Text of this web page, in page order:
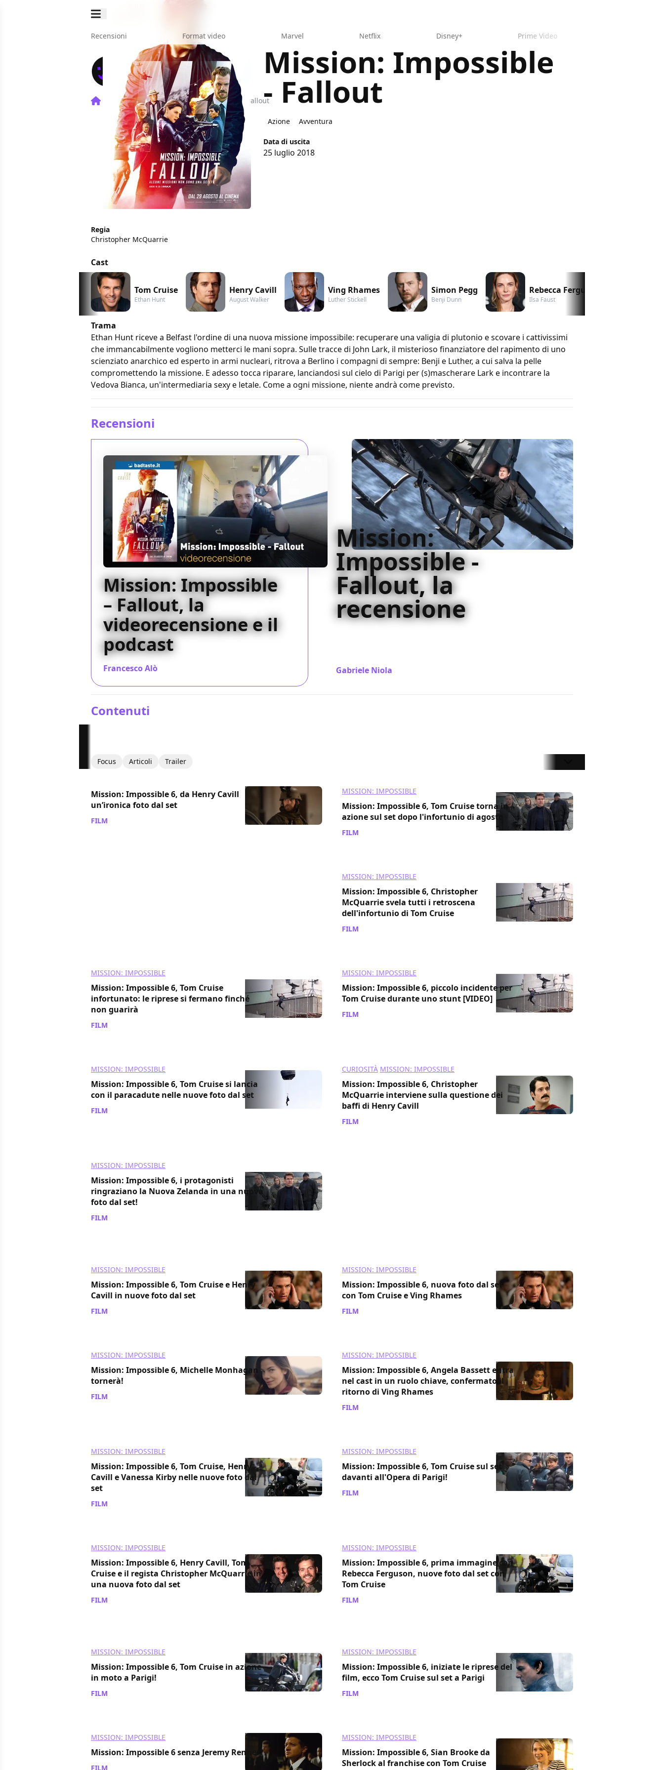
Recensioni Format video Marvel Netflix Disney+ Prime Video
Home Film Mission: Impossible - Fallout
Mission: Impossible
- Fallout
Azione Avventura
Data di uscita
25 luglio 2018
Regia
Christopher McQuarrie
Cast
Tom Cruise
Ethan Hunt
Henry Cavill
August Walker
Ving Rhames
Luther Stickell
Simon Pegg
Benji Dunn
Rebecca Ferguson
Ilsa Faust
Trama
Ethan Hunt riceve a Belfast l'ordine di una nuova missione impossibile: recuperare una valigia di plutonio e scovare i cattivissimi
che immancabilmente vogliono metterci le mani sopra. Sulle tracce di John Lark, il misterioso finanziatore del rapimento di uno
scienziato anarchico ed esperto in armi nucleari, ritrova a Berlino i compagni di sempre: Benji e Luther, a cui salva la pelle
compromettendo la missione. E adesso tocca riparare, lanciandosi sul cielo di Parigi per (s)mascherare Lark e incontrare la
Vedova Bianca, un'intermediaria sexy e letale. Come a ogni missione, niente andrà come previsto.
Recensioni
Mission: Impossible
– Fallout, la
videorecensione e il
podcast
Francesco Alò
Mission:
Impossible -
Fallout, la
recensione
Gabriele Niola
Contenuti
Focus Articoli Trailer
Mission: Impossible 6, da Henry Cavill
un’ironica foto dal set
FILM
MISSION: IMPOSSIBLE
Mission: Impossible 6, Tom Cruise torna in
azione sul set dopo l'infortunio di agosto
FILM
MISSION: IMPOSSIBLE
Mission: Impossible 6, Christopher
McQuarrie svela tutti i retroscena
dell'infortunio di Tom Cruise
FILM
MISSION: IMPOSSIBLE
Mission: Impossible 6, Tom Cruise
infortunato: le riprese si fermano finché
non guarirà
FILM
MISSION: IMPOSSIBLE
Mission: Impossible 6, piccolo incidente per
Tom Cruise durante uno stunt [VIDEO]
FILM
MISSION: IMPOSSIBLE
Mission: Impossible 6, Tom Cruise si lancia
con il paracadute nelle nuove foto dal set
FILM
CURIOSITÀ MISSION: IMPOSSIBLE
Mission: Impossible 6, Christopher
McQuarrie interviene sulla questione dei
baffi di Henry Cavill
FILM
MISSION: IMPOSSIBLE
Mission: Impossible 6, i protagonisti
ringraziano la Nuova Zelanda in una nuova
foto dal set!
FILM
MISSION: IMPOSSIBLE
Mission: Impossible 6, Tom Cruise e Henry
Cavill in nuove foto dal set
FILM
MISSION: IMPOSSIBLE
Mission: Impossible 6, nuova foto dal set
con Tom Cruise e Ving Rhames
FILM
MISSION: IMPOSSIBLE
Mission: Impossible 6, Michelle Monhagan
tornerà!
FILM
MISSION: IMPOSSIBLE
Mission: Impossible 6, Angela Bassett entra
nel cast in un ruolo chiave, confermato il
ritorno di Ving Rhames
FILM
MISSION: IMPOSSIBLE
Mission: Impossible 6, Tom Cruise, Henry
Cavill e Vanessa Kirby nelle nuove foto dal
set
FILM
MISSION: IMPOSSIBLE
Mission: Impossible 6, Tom Cruise sul set
davanti all'Opera di Parigi!
FILM
MISSION: IMPOSSIBLE
Mission: Impossible 6, Henry Cavill, Tom
Cruise e il regista Christopher McQuarrie in
una nuova foto dal set
FILM
MISSION: IMPOSSIBLE
Mission: Impossible 6, prima immagine con
Rebecca Ferguson, nuove foto dal set con
Tom Cruise
FILM
MISSION: IMPOSSIBLE
Mission: Impossible 6, Tom Cruise in azione
in moto a Parigi!
FILM
MISSION: IMPOSSIBLE
Mission: Impossible 6, iniziate le riprese del
film, ecco Tom Cruise sul set a Parigi
FILM
MISSION: IMPOSSIBLE
Mission: Impossible 6 senza Jeremy Renner?
FILM
MISSION: IMPOSSIBLE
Mission: Impossible 6, Sian Brooke da
Sherlock al franchise con Tom Cruise